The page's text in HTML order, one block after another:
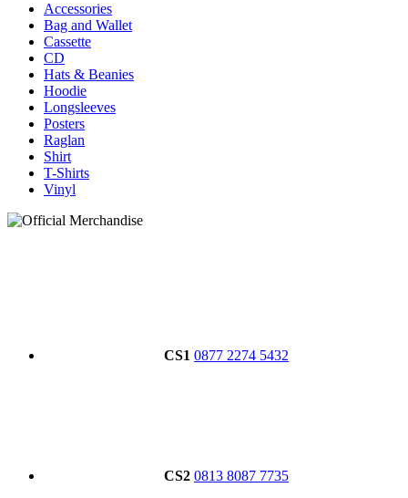
Accessories
Bag and Wallet
Cassette
CD
Hats & Beanies
Hoodie
Longsleeves
Posters
Raglan
Shirt
T-Shirts
Vinyl
CS1 0877 2274 5432
CS2 0813 8087 7735